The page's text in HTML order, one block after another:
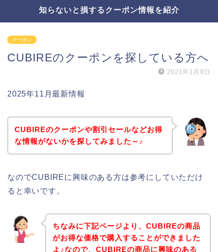
知らないと損するクーポン情報を紹介
クーポン
CUBIREのクーポンを探している方へ
2021年1月9日
2025年11月最新情報
CUBIREのクーポンや割引セールなどお得
な情報がないかを探してみました～♪
なのでCUBIREに興味のある方は参考にしていただけ
ると幸いです。
ちなみに下記ページより、CUBIREの商品
がお得な価格で購入することができました
よ♪なので、CUBIREの商品に興味のある